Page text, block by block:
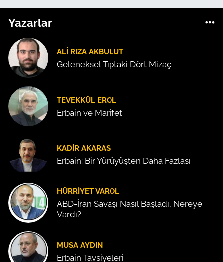
Yazarlar
ALI RIZA AKBULUT
Geleneksel Tıptaki Dört Mizaç
TEVEKKÜL EROL
Erbain ve Marifet
KADIR AKARAS
Erbain: Bir Yürüyüşten Daha Fazlası
HÜRRIYET VAROL
ABD-İran Savaşı Nasıl Başladı, Nereye
Vardı?
MUSA AYDIN
Erbain Tavsiyeleri